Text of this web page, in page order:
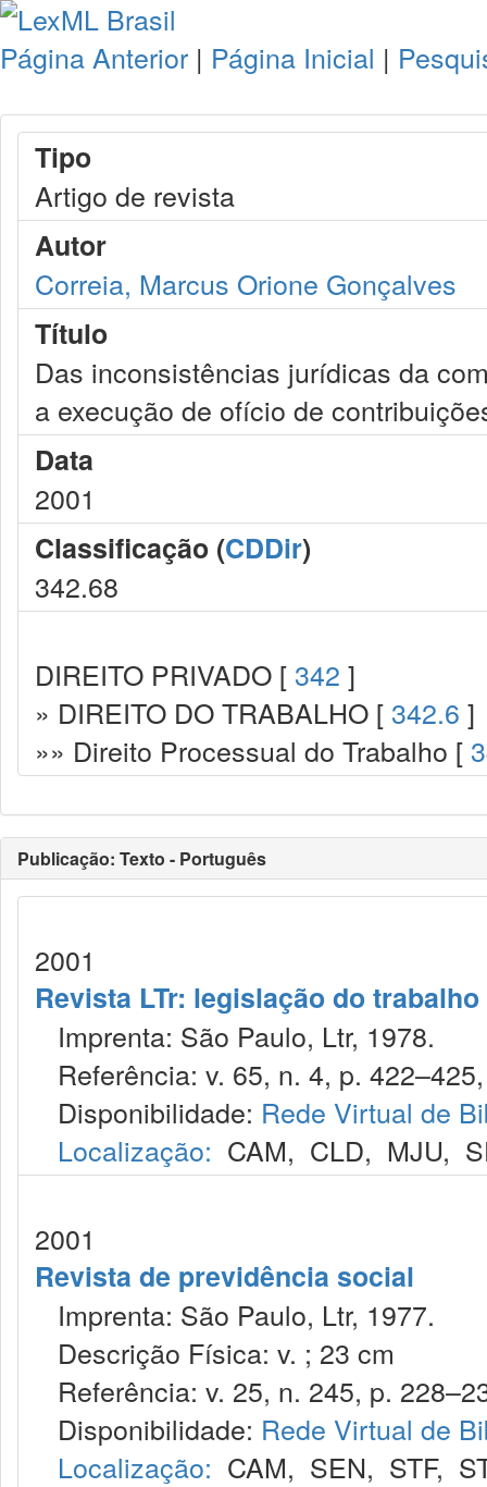
Página Anterior | Página Inicial |
Tipo
Artigo de revista
Autor
Correia, Marcus Orione Gonçalves
Título
Das inconsistências jurídicas da
a execução de ofício de
Data
2001
Classificação (CDDir)
342.68
DIREITO PRIVADO [ 342 ]
» DIREITO DO TRABALHO [ 342.6 ]
»» Direito Processual do Trabalho [
Publicação: Texto - Português
2001
Revista LTr: legislação do trabalho
Imprenta: São Paulo, Ltr, 1978.
Referência: v. 65, n. 4, p.
Disponibilidade: Rede Virtual de
Localização: CAM, CLD, MJU,
2001
Revista de previdência social
Imprenta: São Paulo, Ltr, 1977.
Descrição Física: v. ; 23 cm
Referência: v. 25, n. 245, p.
Disponibilidade: Rede Virtual de
Localização: CAM, SEN, STF,